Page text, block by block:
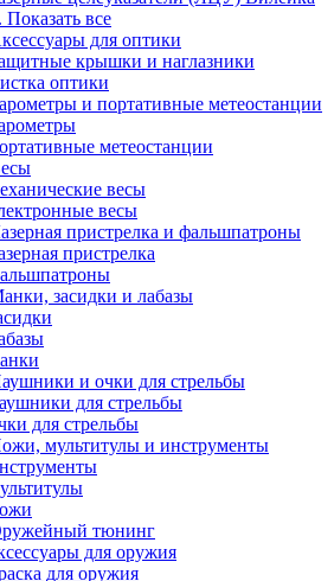
Показать все
для оптики
крышки и наглазники
оптики
и портативные метеостанции
метеостанции
весы
весы
пристрелка и фальшпатроны
пристрелка
засидки и лабазы
и очки для стрельбы
для стрельбы
для стрельбы
мультитулы и инструменты
тюнинг
для оружия
для оружия